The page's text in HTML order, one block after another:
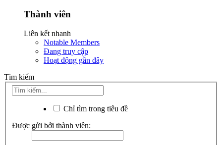
Thành viên
Liên kết nhanh
Notable Members
Đang truy cập
Hoạt động gần đây
Tìm kiếm
Chỉ tìm trong tiêu đề
Được gửi bởi thành viên: